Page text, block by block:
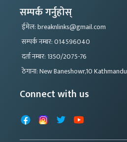
सम्पर्क गर्नुहोस्
ईमेल: breaknlinks@gmail.com
सम्पर्क नम्बर: 014596040
दर्ता नम्बर: 1350/2075-76
ठेगाना: New Baneshowr,10 Kathmandu
Connect with us
FacebookInstagram
X YouTube